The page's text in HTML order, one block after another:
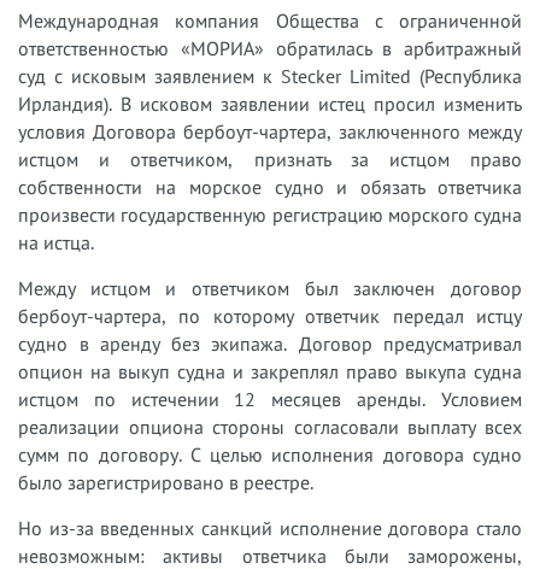
Международная компания Общества с ограниченной
ответственностью «МОРИА» обратилась в арбитражный
суд с исковым заявлением к Stecker Limited (Республика
Ирландия). В исковом заявлении истец просил изменить
условия Договора бербоут-чартера, заключенного между
истцом и ответчиком, признать за истцом право
собственности на морское судно и обязать ответчика
произвести государственную регистрацию морского судна
на истца.
Между истцом и ответчиком был заключен договор
бербоут-чартера, по которому ответчик передал истцу
судно в аренду без экипажа. Договор предусматривал
опцион на выкуп судна и закреплял право выкупа судна
истцом по истечении 12 месяцев аренды. Условием
реализации опциона стороны согласовали выплату всех
сумм по договору. С целью исполнения договора судно
было зарегистрировано в реестре.
Но из-за введенных санкций исполнение договора стало
невозможным: активы ответчика были заморожены,